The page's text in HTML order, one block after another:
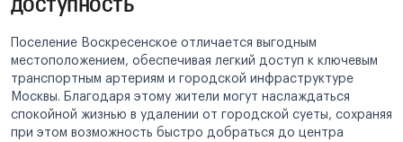
Поселение Воскресенское отличается выгодным
местоположением, обеспечивая легкий доступ к ключевым
транспортным артериям и городской инфраструктуре
Москвы. Благодаря этому жители могут наслаждаться
спокойной жизнью в удалении от городской суеты, сохраняя
при этом возможность быстро добраться до центра